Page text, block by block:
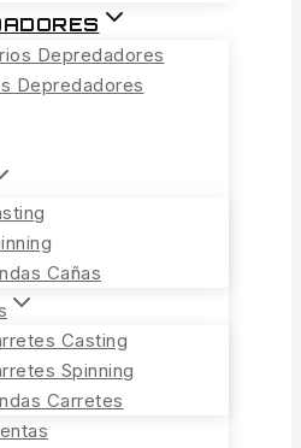
Depredadores
Depredadores
Cañas
Casting
Spinning
Carretes